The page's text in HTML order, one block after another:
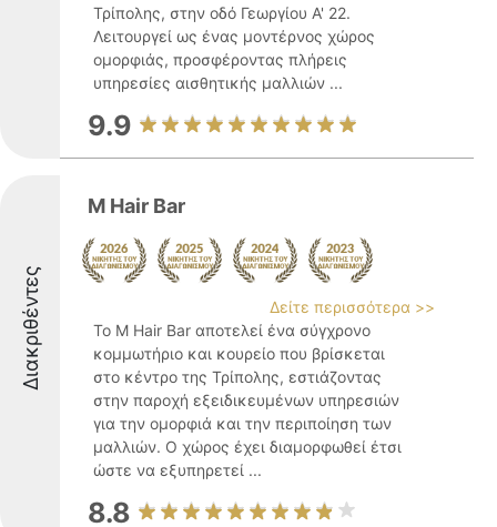
Τρίπολης, στην οδό Γεωργίου Α' 22.
Λειτουργεί ως ένας μοντέρνος χώρος
ομορφιάς, προσφέροντας πλήρεις
υπηρεσίες αισθητικής μαλλιών ...
9.9
Διακριθέντες
M Hair Bar
Δείτε περισσότερα >>
Το M Hair Bar αποτελεί ένα σύγχρονο
κομμωτήριο και κουρείο που βρίσκεται
στο κέντρο της Τρίπολης, εστιάζοντας
στην παροχή εξειδικευμένων υπηρεσιών
για την ομορφιά και την περιποίηση των
μαλλιών. Ο χώρος έχει διαμορφωθεί έτσι
ώστε να εξυπηρετεί ...
8.8